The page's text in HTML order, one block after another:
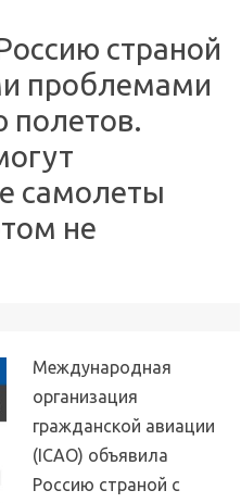
страной
проблемами
полетов.
самолеты
не
Международная
организация
гражданской авиации
(ICAO) объявила
Россию страной с